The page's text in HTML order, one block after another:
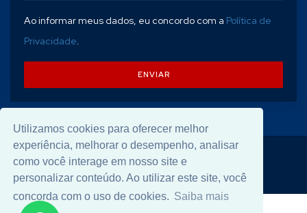
Utilizamos cookies para oferecer melhor
experiência, melhorar o desempenho, analisar
como você interage em nosso site e
personalizar conteúdo. Ao utilizar este site, você
concorda com o uso de cookies. Saiba mais
Ao informar meus dados, eu concordo com a Política de
Privacidade.
ENVIAR
© 2026 Desenvolvido porUniversal Software